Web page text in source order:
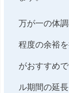
万が一の体
程度の余裕
がおすすめ
ル期間の延